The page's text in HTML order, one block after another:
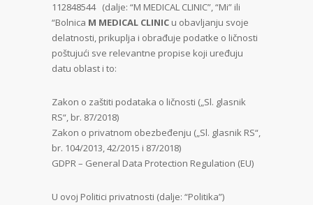
112848544 (dalje: “M MEDICAL CLINIC”, “Mi” ili
“Bolnica M MEDICAL CLINIC u obavljanju svoje
delatnosti, prikuplja i obrađuje podatke o ličnosti
poštujući sve relevantne propise koji uređuju
datu oblast i to:
Zakon o zaštiti podataka o ličnosti („Sl. glasnik
RS“, br. 87/2018)
Zakon o privatnom obezbeđenju („Sl. glasnik RS“,
br. 104/2013, 42/2015 i 87/2018)
GDPR – General Data Protection Regulation (EU)
U ovoj Politici privatnosti (dalje: “Politika”)